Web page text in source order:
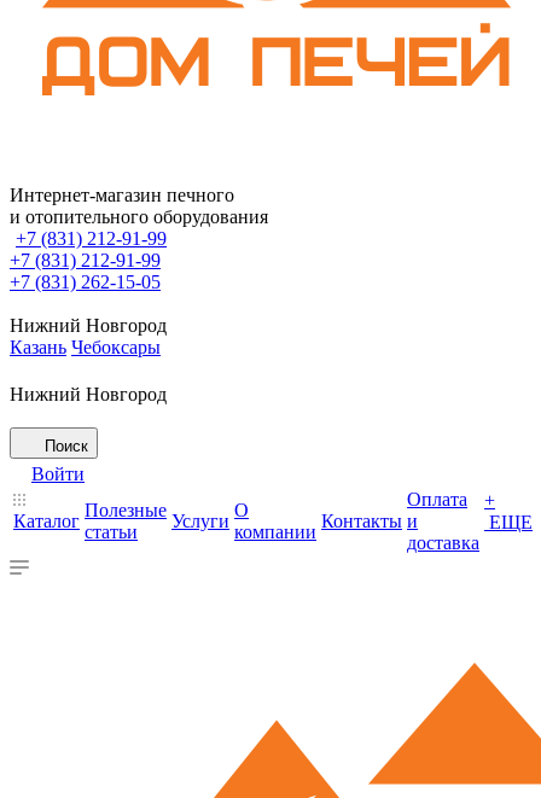
Интернет-магазин печного
и отопительного оборудования
+7 (831) 212-91-99
+7 (831) 212-91-99
+7 (831) 262-15-05
Нижний Новгород
Казань Чебоксары
Нижний Новгород
Поиск
Войти
Каталог
Полезные
статьи
Услуги
О
компании
Контакты
Оплата
и
доставка
+
ЕЩЕ